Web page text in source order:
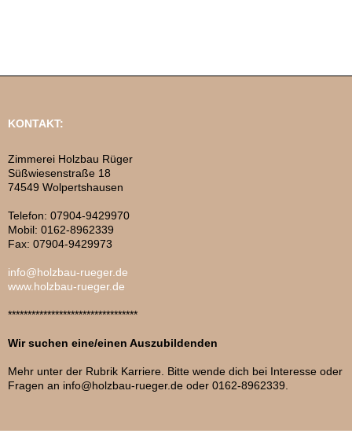
KONTAKT:
Zimmerei Holzbau Rüger
Süßwiesenstraße 18
74549 Wolpertshausen
Telefon: 07904-9429970
Mobil: 0162-8962339
Fax: 07904-9429973
info@holzbau-rueger.de
www.holzbau-rueger.de
*********************************
Wir suchen eine/einen Auszubildenden
Mehr unter der Rubrik Karriere. Bitte wende dich bei Interesse oder
Fragen an info@holzbau-rueger.de oder 0162-8962339.